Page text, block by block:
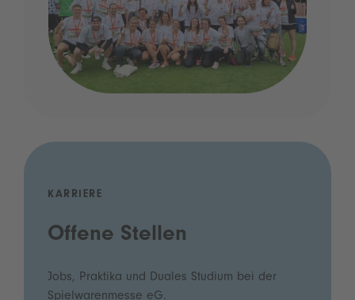
KARRIERE
Offene Stellen
Jobs, Praktika und Duales Studium bei der
Spielwarenmesse eG.